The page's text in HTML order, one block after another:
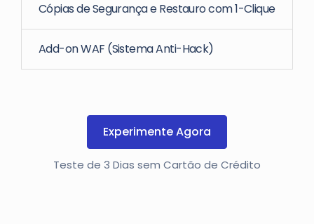
Cópias de Segurança e Restauro com 1-Clique
Add-on WAF (Sistema Anti-Hack)
Experimente Agora
Teste de 3 Dias sem Cartão de Crédito